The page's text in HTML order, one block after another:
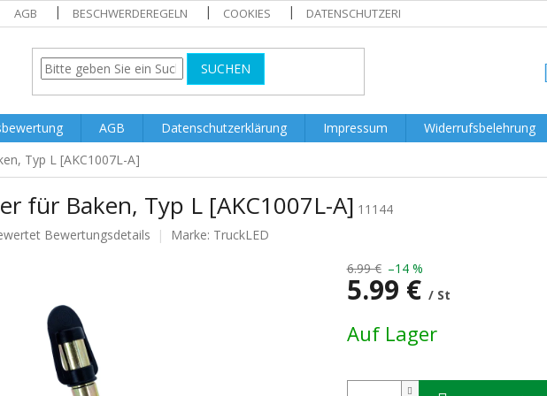
AGB BESCHWERDEREGELN COOKIES DATENSCHUTZERKLÄRUNG
SUCHEN
AGB Datenschutzerklärung Impressum
Widerrufsbelehrung
Typ L [AKC1007L-A]
für Baken, Typ L [AKC1007L-A] 11144
Bewertungsdetails Marke: TruckLED
6.99 € –14 %
5.99 € / St
Auf Lager